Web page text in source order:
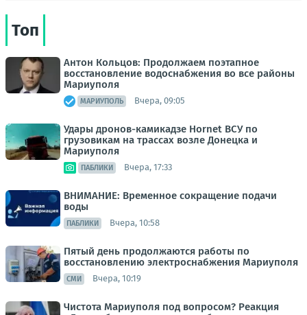
Топ
Антон Кольцов: Продолжаем поэтапное
восстановление водоснабжения во все районы
Мариуполя
МАРИУПОЛЬ Вчера, 09:05
Удары дронов-камикадзе Hornet ВСУ по
грузовикам на трассах возле Донецка и
Мариуполя
ПАБЛИКИ Вчера, 17:33
ВНИМАНИЕ: Временное сокращение подачи
воды
ПАБЛИКИ Вчера, 10:58
Пятый день продолжаются работы по
восстановлению электроснабжения Мариуполя
СМИ Вчера, 10:19
Чистота Мариуполя под вопросом? Реакция